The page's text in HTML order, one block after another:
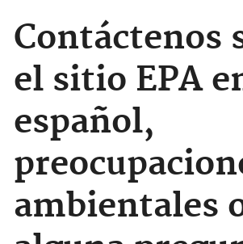
Contáctenos
el sitio EPA
español,
ambientales